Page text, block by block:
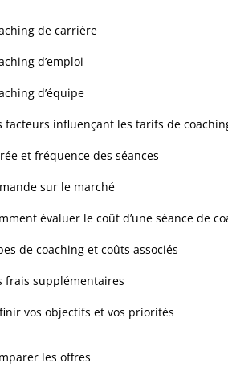
de carrière
d’emploi
d’équipe
facteurs influençant les tarifs de
et fréquence des séances
sur le marché
évaluer le coût d’une séance de
de coaching et coûts associés
frais supplémentaires
vos objectifs et vos priorités
les offres